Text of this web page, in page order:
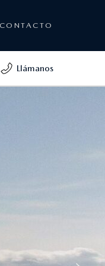
CONTACTO
Llámanos